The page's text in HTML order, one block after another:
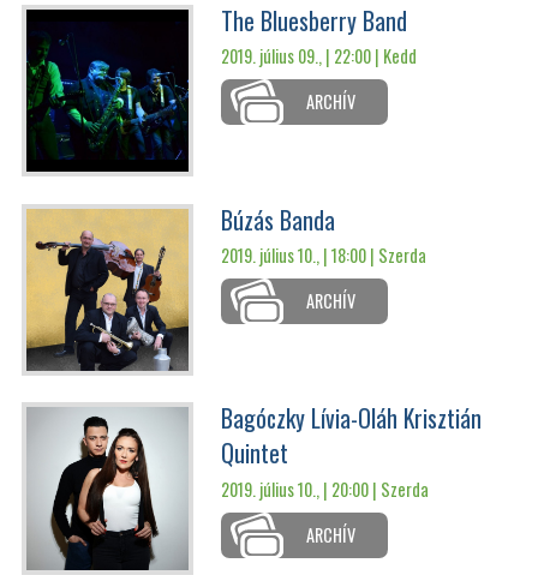
The Bluesberry Band
2019. július 09., | 22:00 | Kedd
ARCHÍV
Búzás Banda
2019. július 10., | 18:00 | Szerda
ARCHÍV
Bagóczky Lívia-Oláh Krisztián
Quintet
2019. július 10., | 20:00 | Szerda
ARCHÍV